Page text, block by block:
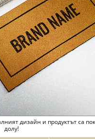
дизайн и продуктът са
долу!